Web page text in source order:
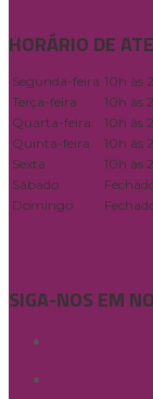
HORÁRIO DE
Segunda-feira 10h às
Terça-feira
10h às
Quarta-feira
10h às
Quinta-feira
10h às
Sexta
10h às
Sábado
Domingo
SIGA-NOS EM